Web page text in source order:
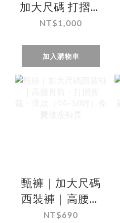
加大尺碼 打摺高
腰西裝褲｜高腰
計・多色可選
（（44~46吋）
NT$1,000
加入購物車
甄褲｜加大尺碼
西裝褲｜高腰直
筒・打摺剪裁・
NT$690